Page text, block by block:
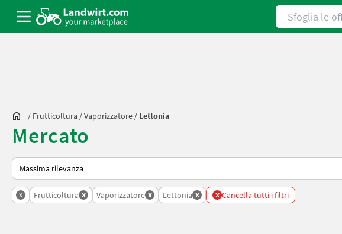
Sfoglia le offerte
/ Frutticoltura /Vaporizzatore / Lettonia
Mercato
Ecco come viene ordinato su Landwirt.com
x Frutticoltura x Vaporizzatore x Lettonia x x Cancella tutti i filtri